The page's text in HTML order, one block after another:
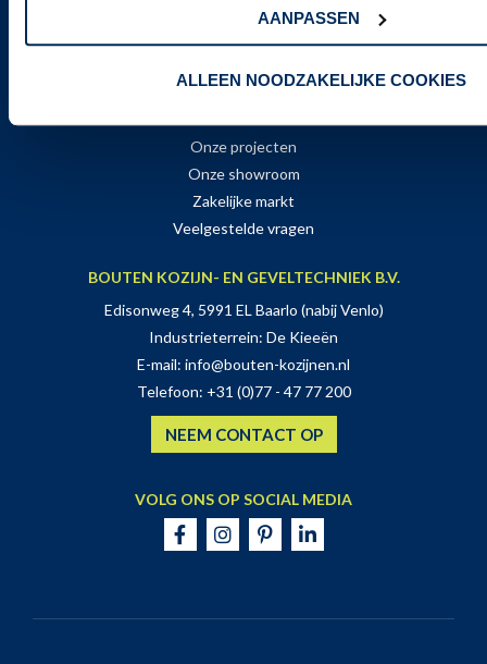
AANPASSEN
ALLEEN NOODZAKELIJKE COOKIES
Alleen op afspraak geopend
Steellook Exterior
Onze projecten
Onze showroom
Zakelijke markt
Veelgestelde vragen
BOUTEN KOZIJN- EN GEVELTECHNIEK B.V.
Edisonweg 4, 5991 EL Baarlo (nabij Venlo)
Industrieterrein: De Kieeën
E-mail: info@bouten-kozijnen.nl
Telefoon: +31 (0)77 - 47 77 200
NEEM CONTACT OP
VOLG ONS OP SOCIAL MEDIA